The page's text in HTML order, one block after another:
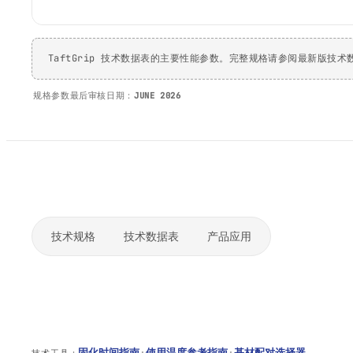
TaftGrip 技术数据表的主要性能参数。完整规格请参阅最新版技术
规格参数最后审核日期： JUNE 2026
技术规格 技术数据表 产品应用